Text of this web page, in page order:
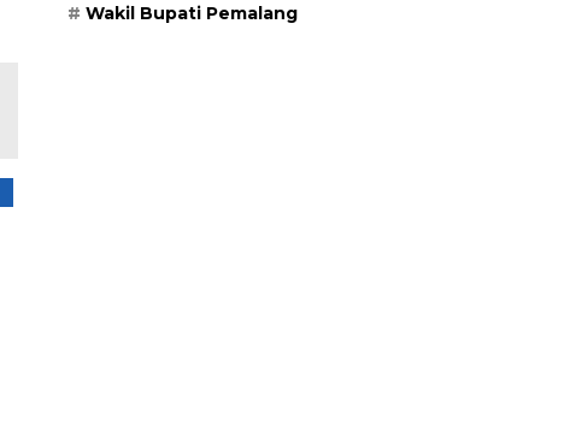
Wakil Bupati Pemalang